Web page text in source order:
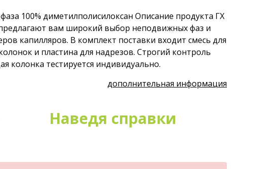
100% диметилполисилоксан Описание продукта ГХ
вам широкий выбор неподвижных фаз и
капилляров. В комплект поставки входит смесь для
и пластина для надрезов. Строгий контроль
колонка тестируется индивидуально.
дополнительная информация
Наведя справки